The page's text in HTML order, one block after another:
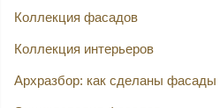
Коллекция фасадов
Коллекция интерьеров
Архразбор: как сделаны фасады